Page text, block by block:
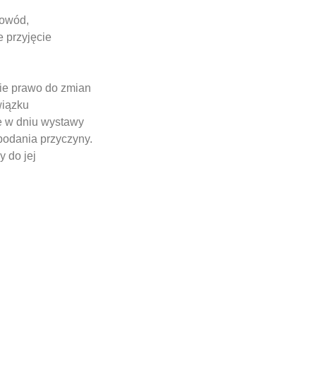
przyjęcie
prawo do zmian
w dniu wystawy
przyczyny.
do jej